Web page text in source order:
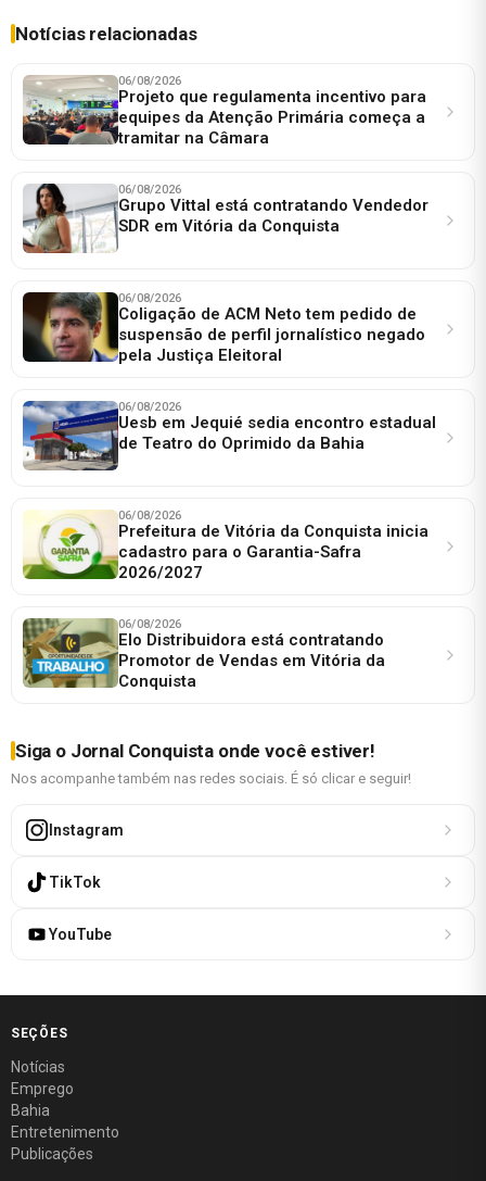
Notícias relacionadas
06/08/2026
Projeto que regulamenta incentivo para
equipes da Atenção Primária começa a
tramitar na Câmara
06/08/2026
Grupo Vittal está contratando Vendedor
SDR em Vitória da Conquista
06/08/2026
Coligação de ACM Neto tem pedido de
suspensão de perfil jornalístico negado
pela Justiça Eleitoral
06/08/2026
Uesb em Jequié sedia encontro estadual
de Teatro do Oprimido da Bahia
06/08/2026
Prefeitura de Vitória da Conquista inicia
cadastro para o Garantia-Safra
2026/2027
06/08/2026
Elo Distribuidora está contratando
Promotor de Vendas em Vitória da
Conquista
Siga o Jornal Conquista onde você estiver!
Nos acompanhe também nas redes sociais. É só clicar e seguir!
Instagram
TikTok
YouTube
SEÇÕES
Notícias
Emprego
Bahia
Entretenimento
Publicações